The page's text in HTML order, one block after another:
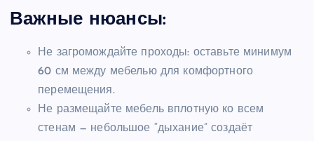
Важные нюансы:
Не загромождайте проходы: оставьте минимум
60 см между мебелью для комфортного
перемещения.
Не размещайте мебель вплотную ко всем
стенам — небольшое “дыхание” создаёт